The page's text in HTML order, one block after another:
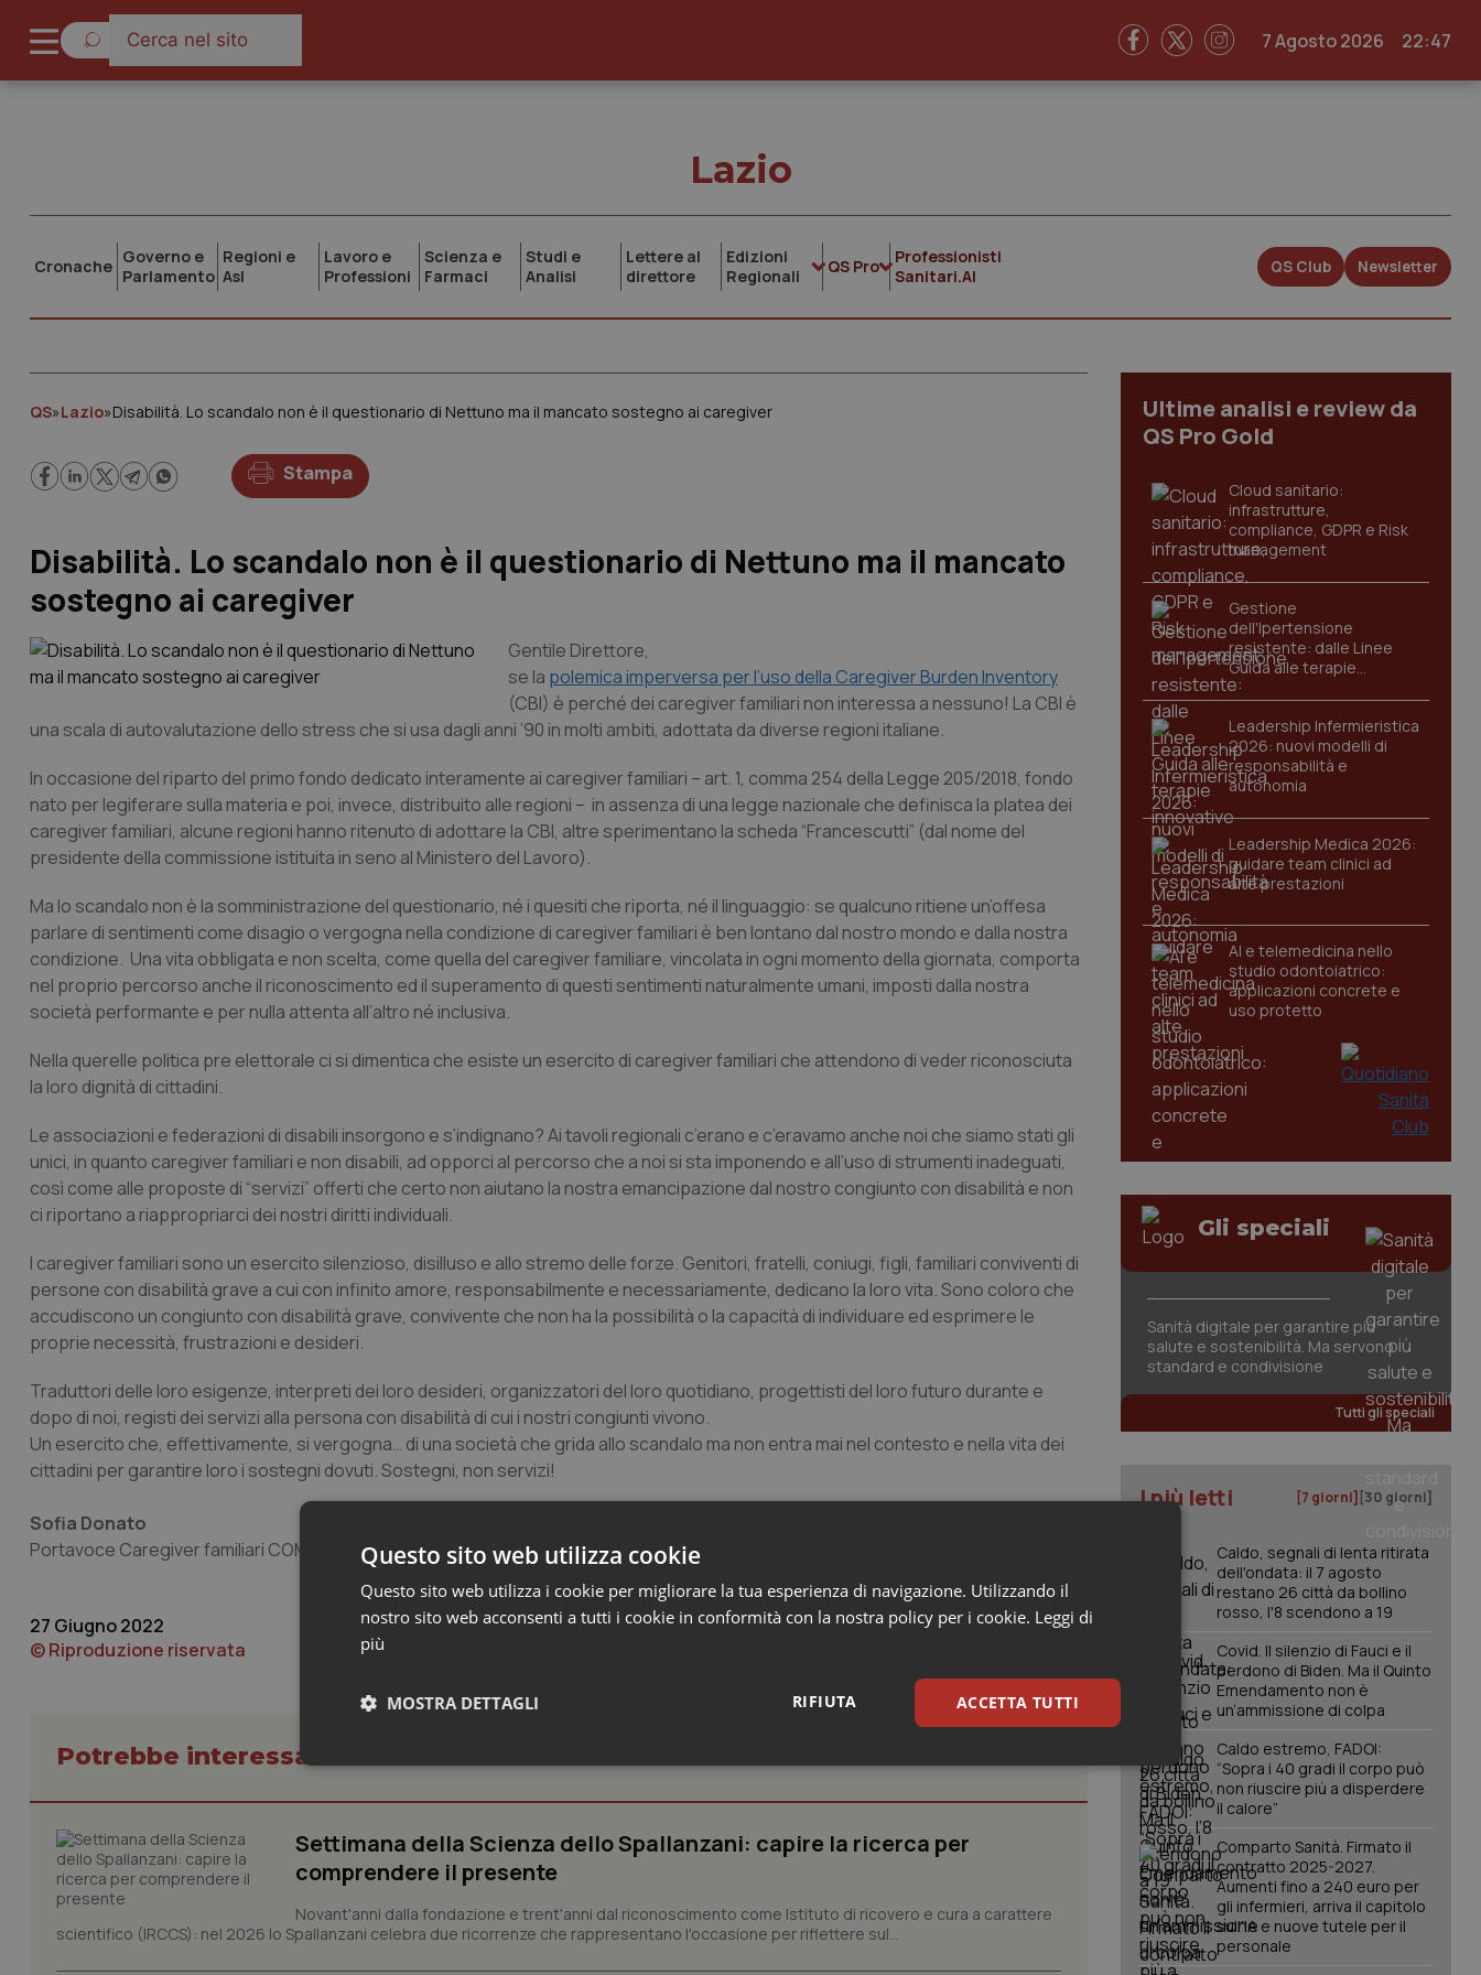
7 Agosto 2026 22:47
Lazio
Cronache Governo e
Parlamento
Regioni e
Asl
Lavoro e
Professioni
Scienza e
Farmaci
Studi e
Analisi
Lettere al
direttore
Edizioni
Regionali
QS Pro
Professionisti
Sanitari.AI
QS Club Newsletter
QS»Lazio»Disabilità. Lo scandalo non è il questionario di Nettuno ma il mancato sostegno ai caregiver
Stampa
Disabilità. Lo scandalo non è il questionario di Nettuno ma il mancato
sostegno ai caregiver
Gentile Direttore,
se la polemica imperversa per l’uso della Caregiver Burden Inventory
(CBI) è perché dei caregiver familiari non interessa a nessuno! La CBI è
una scala di autovalutazione dello stress che si usa dagli anni ’90 in molti ambiti, adottata da diverse regioni italiane.
In occasione del riparto del primo fondo dedicato interamente ai caregiver familiari – art. 1, comma 254 della Legge 205/2018, fondo
nato per legiferare sulla materia e poi, invece, distribuito alle regioni – in assenza di una legge nazionale che definisca la platea dei
caregiver familiari, alcune regioni hanno ritenuto di adottare la CBI, altre sperimentano la scheda “Francescutti” (dal nome del
presidente della commissione istituita in seno al Ministero del Lavoro).
Ma lo scandalo non è la somministrazione del questionario, né i quesiti che riporta, né il linguaggio: se qualcuno ritiene un’offesa
parlare di sentimenti come disagio o vergogna nella condizione di caregiver familiari è ben lontano dal nostro mondo e dalla nostra
condizione. Una vita obbligata e non scelta, come quella del caregiver familiare, vincolata in ogni momento della giornata, comporta
nel proprio percorso anche il riconoscimento ed il superamento di questi sentimenti naturalmente umani, imposti dalla nostra
società performante e per nulla attenta all’altro né inclusiva.
Nella querelle politica pre elettorale ci si dimentica che esiste un esercito di caregiver familiari che attendono di veder riconosciuta
la loro dignità di cittadini.
Le associazioni e federazioni di disabili insorgono e s’indignano? Ai tavoli regionali c’erano e c’eravamo anche noi che siamo stati gli
unici, in quanto caregiver familiari e non disabili, ad opporci al percorso che a noi si sta imponendo e all’uso di strumenti inadeguati,
così come alle proposte di “servizi” offerti che certo non aiutano la nostra emancipazione dal nostro congiunto con disabilità e non
ci riportano a riappropriarci dei nostri diritti individuali.
I caregiver familiari sono un esercito silenzioso, disilluso e allo stremo delle forze. Genitori, fratelli, coniugi, figli, familiari conviventi di
persone con disabilità grave a cui con infinito amore, responsabilmente e necessariamente, dedicano la loro vita. Sono coloro che
accudiscono un congiunto con disabilità grave, convivente che non ha la possibilità o la capacità di individuare ed esprimere le
proprie necessità, frustrazioni e desideri.
Traduttori delle loro esigenze, interpreti dei loro desideri, organizzatori del loro quotidiano, progettisti del loro futuro durante e
dopo di noi, registi dei servizi alla persona con disabilità di cui i nostri congiunti vivono.
Un esercito che, effettivamente, si vergogna… di una società che grida allo scandalo ma non entra mai nel contesto e nella vita dei
cittadini per garantire loro i sostegni dovuti. Sostegni, non servizi!
Sofia Donato
Portavoce Caregiver familiari COMMA 255
27 Giugno 2022
© Riproduzione riservata
Potrebbe interessarti in Lazio
Settimana della Scienza dello Spallanzani: capire la ricerca per
comprendere il presente
Novant'anni dalla fondazione e trent'anni dal riconoscimento come Istituto di ricovero e cura a carattere
scientifico (IRCCS): nel 2026 lo Spallanzani celebra due ricorrenze che rappresentano l'occasione per riflettere sul...
Ultime analisi e review da
QS Pro Gold
Cloud sanitario:
infrastrutture,
compliance, GDPR e Risk
management
Gestione
dell'Ipertensione
resistente: dalle Linee
Guida alle terapie
innovative
Leadership Infermieristica
2026: nuovi modelli di
responsabilità e
autonomia
Leadership Medica 2026:
guidare team clinici ad
alte prestazioni
AI e telemedicina nello
studio odontoiatrico:
applicazioni concrete e
uso protetto
Gli speciali
Sanità digitale per garantire più
salute e sostenibilità. Ma servono
standard e condivisione
Tutti gli speciali
I più letti [7 giorni] [30 giorni]
Caldo, segnali di lenta ritirata
dell'ondata: il 7 agosto
restano 26 città da bollino
rosso, l'8 scendono a 19
Covid. Il silenzio di Fauci e il
perdono di Biden. Ma il Quinto
Emendamento non è
un’ammissione di colpa
Caldo estremo, FADOI:
“Sopra i 40 gradi il corpo può
non riuscire più a disperdere
il calore”
Comparto Sanità. Firmato il
contratto 2025-2027.
Aumenti fino a 240 euro per
gli infermieri, arriva il capitolo
sull'IA e nuove tutele per il
personale
Questo sito web utilizza cookie
Questo sito web utilizza i cookie per migliorare la tua esperienza di navigazione. Utilizzando il
nostro sito web acconsenti a tutti i cookie in conformità con la nostra policy per i cookie. Leggi di
più
ACCETTA TUTTI
RIFIUTA
MOSTRA DETTAGLI
Necessari Statistici Marketing
Necessari Statistici Marketing